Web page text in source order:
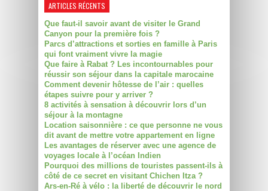
ARTICLES RÉCENTS
Que faut-il savoir avant de visiter le Grand
Canyon pour la première fois ?
Parcs d’attractions et sorties en famille à Paris
qui font vraiment vivre la magie
Que faire à Rabat ? Les incontournables pour
réussir son séjour dans la capitale marocaine
Comment devenir hôtesse de l’air : quelles
étapes suivre pour y arriver ?
8 activités à sensation à découvrir lors d’un
séjour à la montagne
Location saisonnière : ce que personne ne vous
dit avant de mettre votre appartement en ligne
Les avantages de réserver avec une agence de
voyages locale à l’océan Indien
Pourquoi des millions de touristes passent-ils à
côté de ce secret en visitant Chichen Itza ?
Ars-en-Ré à vélo : la liberté de découvrir le nord